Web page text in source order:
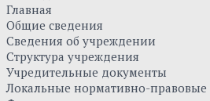
Главная
Общие сведения
Сведения об учреждении
Структура учреждения
Учредительные документы
Локальные нормативно-правовые